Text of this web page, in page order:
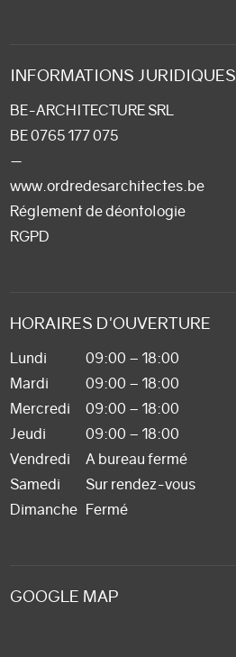
INFORMATIONS JURIDIQUES
BE-ARCHITECTURE SRL
BE 0765 177 075
—
www.ordredesarchitectes.be
Réglement de déontologie
RGPD
HORAIRES D'OUVERTURE
Lundi
09:00 – 18:00
Mardi
09:00 – 18:00
Mercredi
09:00 – 18:00
Jeudi
09:00 – 18:00
Vendredi
A bureau fermé
Samedi
Sur rendez-vous
Dimanche Fermé
GOOGLE MAP